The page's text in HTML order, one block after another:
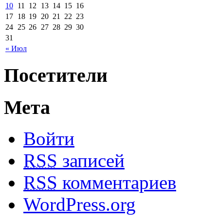
« Июл
10 11 12 13 14 15 16
17 18 19 20 21 22 23
24 25 26 27 28 29 30
31
Посетители
Мета
Войти
RSS записей
RSS комментариев
WordPress.org